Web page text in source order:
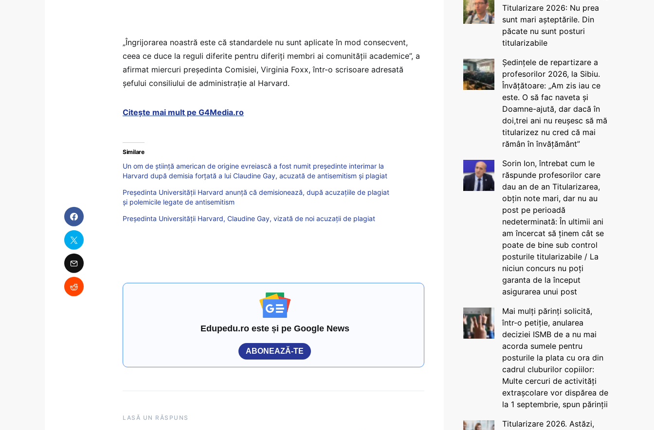
„Îngrijorarea noastră este că standardele nu sunt aplicate în mod consecvent,
ceea ce duce la reguli diferite pentru diferiți membri ai comunității academice”, a
afirmat miercuri președinta Comisiei, Virginia Foxx, într-o scrisoare adresată
șefului consiliului de administrație al Harvard.
Citește mai mult pe G4Media.ro
Similare
Un om de știință american de origine evreiască a fost numit președinte interimar la
Harvard după demisia forțată a lui Claudine Gay, acuzată de antisemitism și plagiat
Preşedinta Universităţii Harvard anunță că demisionează, după acuzațiile de plagiat
și polemicile legate de antisemitism
Președinta Universității Harvard, Claudine Gay, vizată de noi acuzații de plagiat
Edupedu.ro este și pe Google News
ABONEAZĂ-TE
LASĂ UN RĂSPUNS
Titularizare 2026: Nu prea
sunt mari așteptările. Din
păcate nu sunt posturi
titularizabile
Ședințele de repartizare a
profesorilor 2026, la Sibiu.
Învățătoare: „Am zis iau ce
este. O să fac naveta și
Doamne-ajută, dar dacă în
doi,trei ani nu reușesc să mă
titularizez nu cred că mai
rămân în învățământ”
Sorin Ion, întrebat cum le
răspunde profesorilor care
dau an de an Titularizarea,
obțin note mari, dar nu au
post pe perioadă
nedeterminată: În ultimii ani
am încercat să ținem cât se
poate de bine sub control
posturile titularizabile / La
niciun concurs nu poți
garanta de la început
asigurarea unui post
Mai mulți părinți solicită,
într-o petiție, anularea
deciziei ISMB de a nu mai
acorda sumele pentru
posturile la plata cu ora din
cadrul cluburilor copiilor:
Multe cercuri de activități
extrașcolare vor dispărea de
la 1 septembrie, spun părinții
Titularizare 2026. Astăzi,